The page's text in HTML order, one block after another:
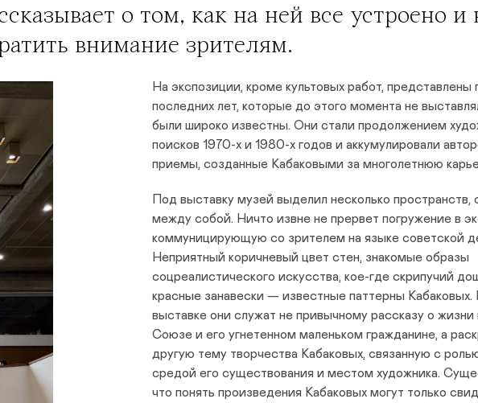
о том, как на ней все устроено и
внимание зрителям.
На экспозиции, кроме культовых работ, представлены
последних лет, которые до этого момента не
были широко известны. Они стали продолжением
поисков 1970-х и 1980-х годов и аккумулировали
приемы, созданные Кабаковыми за многолетнюю
Под выставку музей выделил несколько пространств,
между собой. Ничто извне не прервет погружение в
коммуницирующую со зрителем на языке советской
Неприятный коричневый цвет стен, знакомые образы
соцреалистического искусства, кое-где скрипучий
красные занавески — известные паттерны Кабаковых.
выставке они служат не привычному рассказу о
Союзе и его угнетенном маленьком гражданине, а
другую тему творчества Кабаковых, связанную с
средой его существования и местом художника.
что понять произведения Кабаковых могут только